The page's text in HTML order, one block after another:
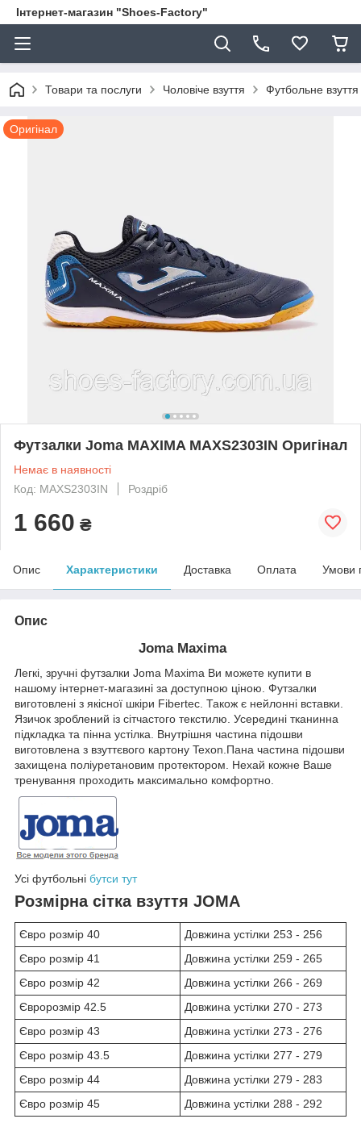
Інтернет-магазин "Shoes-Factory"
Товари та послуги Чоловіче взуття Футбольне взуття
Оригінал
Футзалки Joma MAXIMA MAXS2303IN Оригінал
Немає в наявності
Код: MAXS2303IN
Роздріб
1 660 ₴
Опис Характеристики Доставка Оплата Умови
Опис
Joma Maxima
Легкі, зручні футзалки Joma Maxima Ви можете купити в
нашому інтернет-магазині за доступною ціною. Футзалки
виготовлені з якісної шкіри Fibertec. Також є нейлонні вставки.
Язичок зроблений із сітчастого текстилю. Усередині тканинна
підкладка та пінна устілка. Внутрішня частина підошви
виготовлена з взуттєвого картону Texon.Пана частина підошви
захищена поліуретановим протектором. Нехай кожне Ваше
тренування проходить максимально комфортно.
Усі футбольні бутси тут
Розмірна сітка взуття JOMA
Євро розмір 40
Довжина устілки 253 - 256
Євро розмір 41
Довжина устілки 259 - 265
Євро розмір 42
Довжина устілки 266 - 269
Євророзмір 42.5
Довжина устілки 270 - 273
Євро розмір 43
Довжина устілки 273 - 276
Євро розмір 43.5
Довжина устілки 277 - 279
Євро розмір 44
Довжина устілки 279 - 283
Євро розмір 45
Довжина устілки 288 - 292